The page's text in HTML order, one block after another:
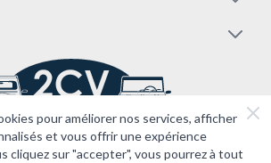
pour améliorer nos services, afficher
et vous offrir une expérience
cliquez sur "accepter", vous pourrez à tout